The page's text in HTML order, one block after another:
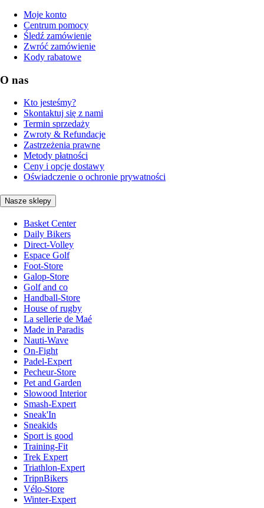
Moje konto
Centrum pomocy
Śledź zamówienie
Zwróć zamówienie
Kody rabatowe
O nas
Kto jesteśmy?
Skontaktuj się z nami
Termin sprzedaży
Zwroty & Refundacje
Zastrzeżenia prawne
Metody płatności
Ceny i opcje dostawy
Oświadczenie o ochronie prywatności
Nasze sklepy
Basket Center
Daily Bikers
Direct-Volley
Espace Golf
Foot-Store
Galop-Store
Golf and co
Handball-Store
House of rugby
La sellerie de Maé
Made in Paradis
Nauti-Wave
On-Fight
Padel-Expert
Pecheur-Store
Pet and Garden
Slowood Interior
Smash-Expert
Sneak'In
Sneakids
Sport is good
Training-Fit
Trek Expert
Triathlon-Expert
TripnBikers
Vélo-Store
Winter-Expert